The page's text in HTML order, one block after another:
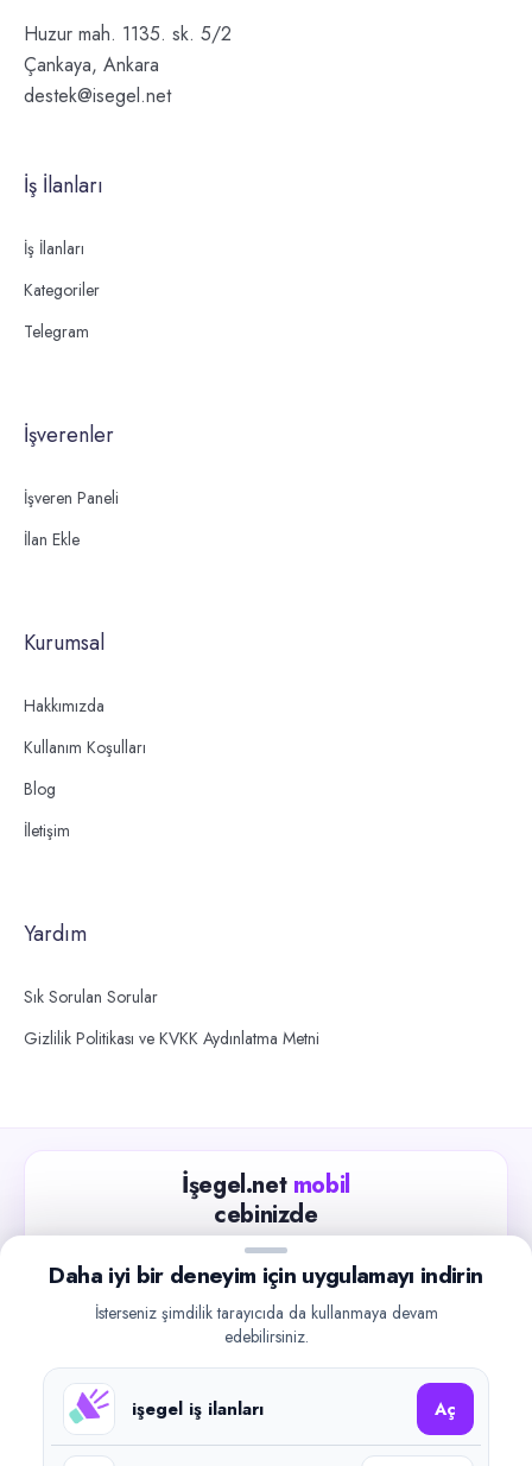
Huzur mah. 1135. sk. 5/2
Çankaya, Ankara
destek@isegel.net
İş İlanları
İş İlanları
Kategoriler
Telegram
İşverenler
İşveren Paneli
İlan Ekle
Kurumsal
Hakkımızda
Kullanım Koşulları
Blog
İletişim
Yardım
Sık Sorulan Sorular
Gizlilik Politikası ve KVKK Aydınlatma Metni
İşegel.net mobil
cebinizde
Güncel iş ilanlarını takip edin, işverenlerle hızlıca
iletişime geçin.
Google Play
Daha iyi bir deneyim için uygulamayı indirin
İsterseniz şimdilik tarayıcıda da kullanmaya devam
edebilirsiniz.
işegel iş ilanları Aç